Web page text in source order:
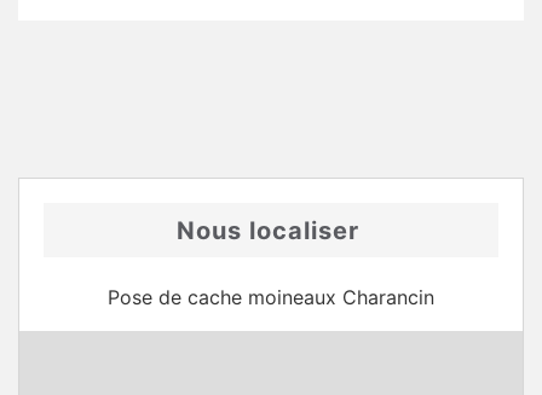
Nous localiser
Pose de cache moineaux Charancin